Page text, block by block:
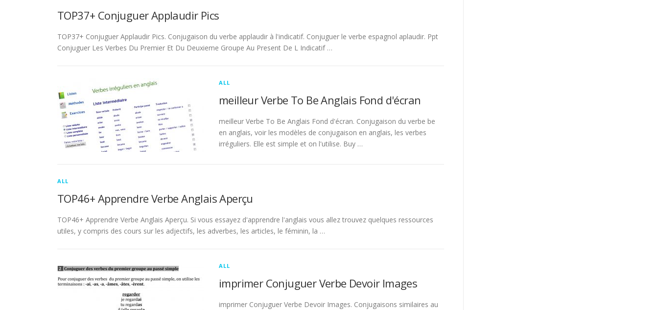
TOP37+ Conjuguer Applaudir Pics
TOP37+ Conjuguer Applaudir Pics. Conjugaison du verbe applaudir à l'indicatif. Conjuguer le verbe espagnol aplaudir. Ppt
Conjuguer Les Verbes Du Premier Et Du Deuxieme Groupe Au Present De L Indicatif …
ALL
meilleur Verbe To Be Anglais Fond d'écran
meilleur Verbe To Be Anglais Fond d'écran. Conjugaison du verbe be
en anglais, voir les modèles de conjugaison en anglais, les verbes
irréguliers. Elle est simple et on l'utilise. Buy …
ALL
TOP46+ Apprendre Verbe Anglais Aperçu
TOP46+ Apprendre Verbe Anglais Aperçu. Si vous essayez d'apprendre l'anglais vous allez trouvez quelques ressources
utiles, y compris des cours sur les adjectifs, les adverbes, les articles, le féminin, la …
ALL
imprimer Conjuguer Verbe Devoir Images
imprimer Conjuguer Verbe Devoir Images. Conjugaisons similaires au